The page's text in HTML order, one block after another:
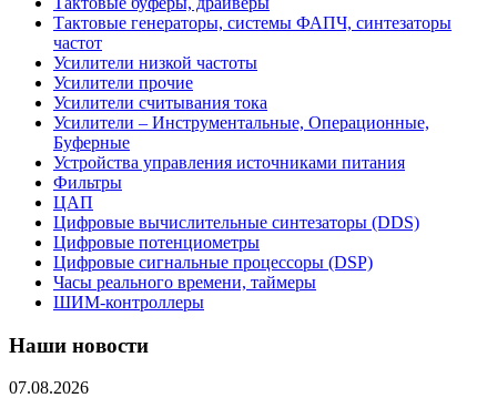
Тактовые генераторы, системы ФАПЧ, синтезаторы
частот
Усилители низкой частоты
Усилители прочие
Усилители считывания тока
Усилители – Инструментальные, Операционные,
Буферные
Устройства управления источниками питания
Фильтры
ЦАП
Цифровые вычислительные синтезаторы (DDS)
Цифровые потенциометры
Цифровые сигнальные процессоры (DSP)
Часы реального времени, таймеры
ШИМ-контроллеры
Наши новости
07.08.2026